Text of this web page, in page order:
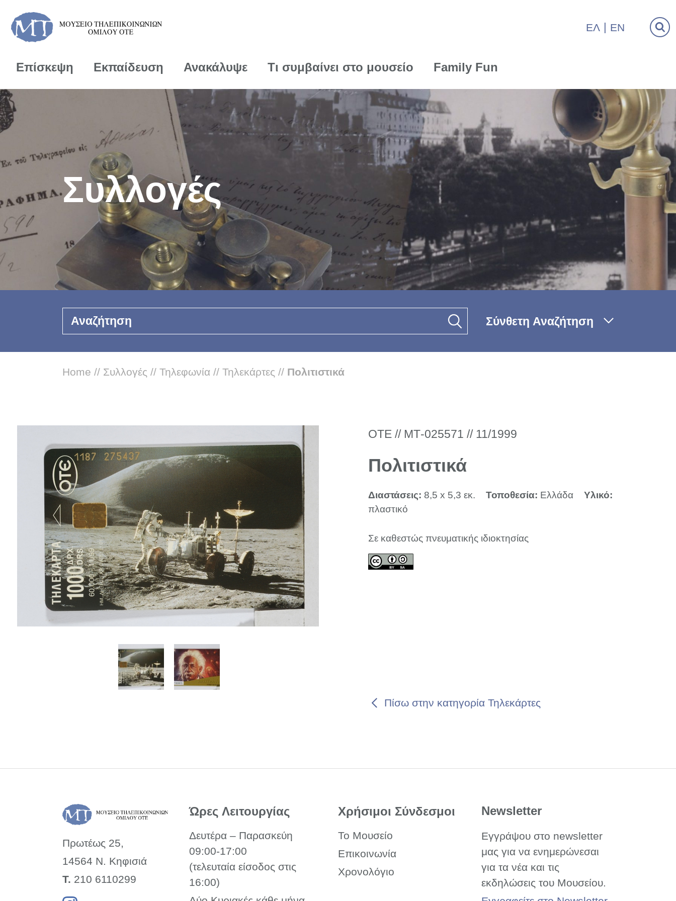
ΕΛ EN
Επίσκεψη Εκπαίδευση Ανακάλυψε Τι συμβαίνει στο μουσείο Family Fun
Συλλογές
Αναζήτηση Σύνθετη Αναζήτηση
Home // Συλλογές // Τηλεφωνία // Τηλεκάρτες // Πολιτιστικά
Πίσω στην κατηγορία Τηλεκάρτες
ΟΤΕ // ΜΤ-025571 // 11/1999
Πολιτιστικά
Διαστάσεις: 8,5 x 5,3 εκ. Τοποθεσία: Ελλάδα
Υλικό:
πλαστικό
Σε καθεστώς πνευματικής ιδιοκτησίας
Πρωτέως 25,
14564 Ν. Κηφισιά
Τ. 210 6110299
Ώρες Λειτουργίας
Δευτέρα – Παρασκεύη
09:00-17:00
(τελευταία είσοδος στις
16:00)
Χρήσιμοι Σύνδεσμοι
Το Μουσείο
Επικοινωνία
Χρονολόγιο
Newsletter
Εγγράψου στο newsletter
μας για να ενημερώνεσαι
για τα νέα και τις
εκδηλώσεις του Μουσείου.